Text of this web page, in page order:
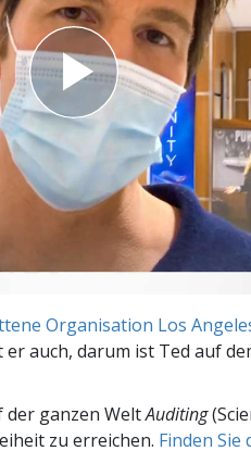
Organisation Los
auch, darum ist Ted auf
der ganzen WeltAuditing
zu erreichen. Finden Sie